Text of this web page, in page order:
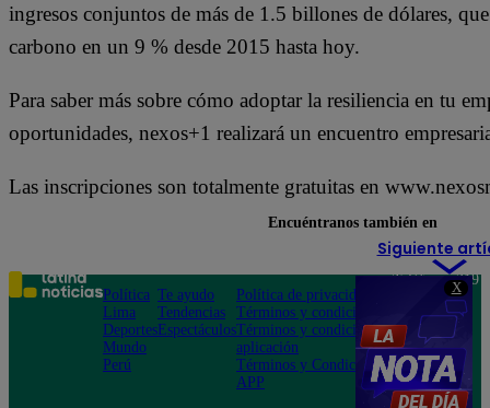
X
ingresos conjuntos de más de 1.5 billones de dólares,
carbono en un 9 % desde 2015 hasta hoy.
Para saber más sobre cómo adoptar la resiliencia en tu
oportunidades, nexos+1 realizará un encuentro
Las inscripciones son totalmente gratuitas en
Siguiente
Encuéntranos también en
Política
Lima
Deportes
Mundo
Perú
Te ayudo
Tendencias
Espectáculos
Política de privacidad
Términos y condiciones
Términos y condiciones
aplicación
Términos y Condiciones
APP
Teléfono: 219
Av. San
Felipe 968
Jesús María